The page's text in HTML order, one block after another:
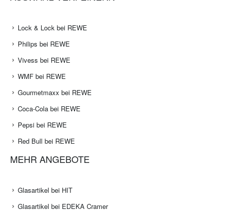
Lock & Lock bei REWE
Philips bei REWE
Vivess bei REWE
WMF bei REWE
Gourmetmaxx bei REWE
Coca-Cola bei REWE
Pepsi bei REWE
Red Bull bei REWE
MEHR ANGEBOTE
Glasartikel bei HIT
Glasartikel bei EDEKA Cramer